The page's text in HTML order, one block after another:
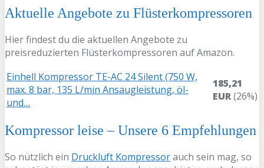
Aktuelle Angebote zu Flüsterkompressoren
Hier findest du die aktuellen Angebote zu
preisreduzierten Flüsterkompressoren auf Amazon.
Einhell Kompressor TE-AC 24 Silent (750 W,
max. 8 bar, 135 L/min Ansaugleistung, öl-
und…
185,21
EUR(26%)
Kompressor leise – Unsere 6 Empfehlungen
So nützlich ein Druckluft Kompressorauch sein mag, so